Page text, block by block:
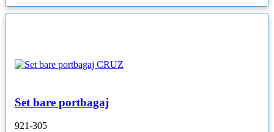
Set bare portbagaj
921-305